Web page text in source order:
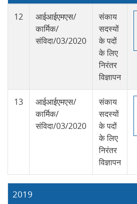
12
आईआईएमएस/
कार्मिक/
संविदा/03/2020
संकाय
सदस्यों
के पदों
के लिए
निरंतर
विज्ञापन
13
आईआईएमएस/
कार्मिक/
संविदा/03/2020
संकाय
सदस्यों
के पदों
के लिए
निरंतर
विज्ञापन
2019